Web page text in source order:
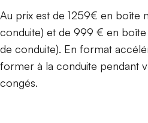
Au prix est de 1259€ en boîte
conduite) et de 999 € en boîte
de conduite). En format
former à la conduite pendant
congés.